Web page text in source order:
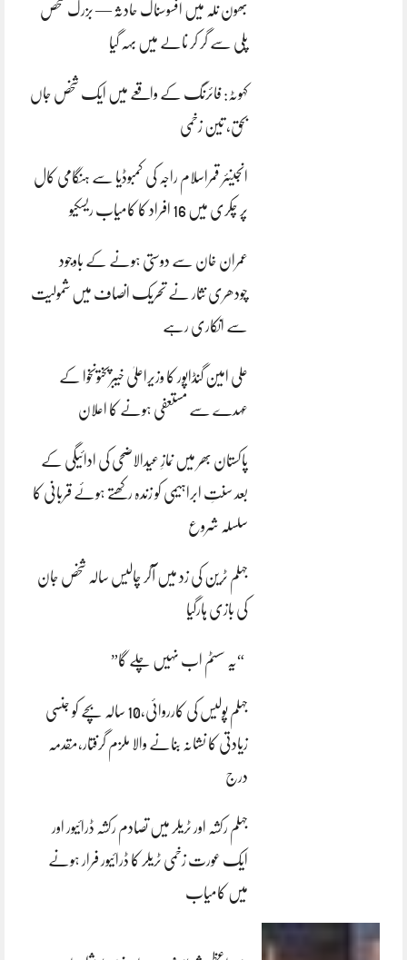
بھون نلہ میں افسوسناک حادثہ — بزرگ شخص
پلی سے گر کر نالے میں بہہ گیا
کہوٹہ: فائرنگ کے واقعے میں ایک شخص جاں
بحق، تین زخمی
انجینئر قمراسلام راجہ کی کمبوڈیا سے ہنگامی کال
پر چکری میں 16 افراد کا کامیاب ریسکیو
عمران خان سے دوستی ہونے کے باوجود
چودھری نثار نے تحریک انصاف میں شمولیت
سے انکاری رہے
علی امین گنڈاپور کا وزیراعلیٰ خیبرپختونخوا کے
عہدے سے مستعفی ہونے کا اعلان
پاکستان بھر میں نمازِ عیدالاضحی کی ادائیگی کے
بعد سنتِ ابراہیمی کو زندہ رکھتے ہوئے قربانی کا
سلسلہ شروع
جہلم ٹرین کی زد میں آکر چالیس سالہ شخص جان
کی بازی ہارگیا
“یہ سسٹم اب نہیں چلے گا”
جہلم پولیس کی کارروائی،10 سالہ بچے کو جنسی
زیادتی کا نشانہ بنانے والا ملزم گرفتار،مقدمہ
درج
جہلم رکشہ اور ٹریلر میں تصادم رکشہ ڈرائیور اور
ایک عورت زخمی ٹریلر کا ڈرائیور فرار ہونے
میں کامیاب